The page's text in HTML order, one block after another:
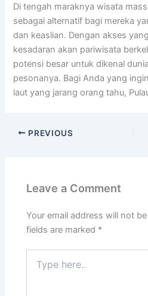
Di tengah maraknya wisata
sebagai alternatif bagi mereka
dan keaslian. Dengan akses
kesadaran akan pariwisata
potensi besar untuk dikenal
pesonanya. Bagi Anda yang
laut yang jarang orang tahu,
PREVIOUS
Leave a Comment
Your email address will not
fields are marked *
here..